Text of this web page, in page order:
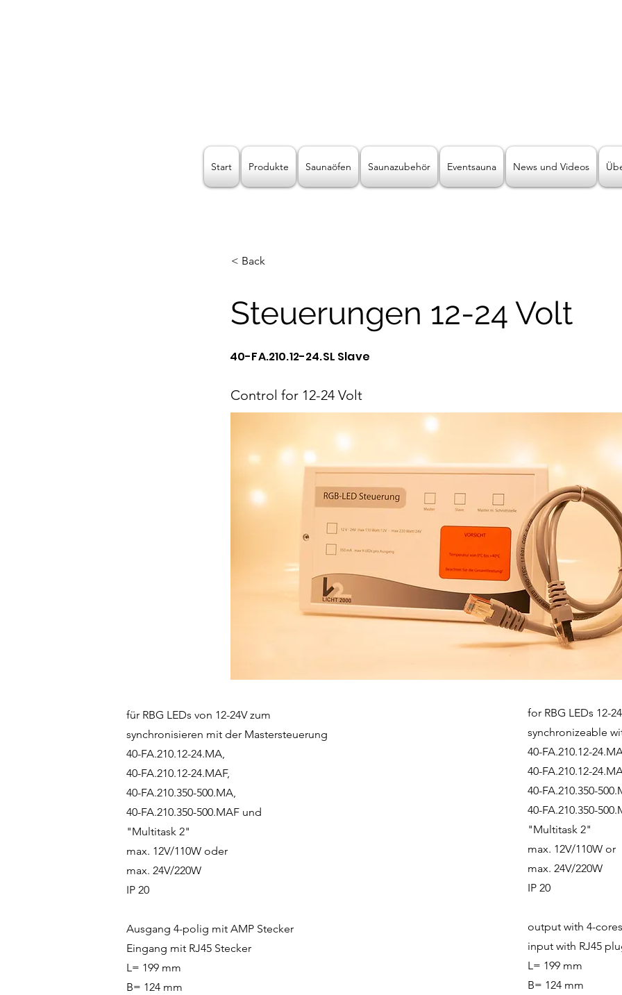
Start Produkte Saunaöfen Saunazubehör Eventsauna News und Videos
< Back
Steuerungen 12-24 Volt
40-FA.210.12-24.SL Slave
Control for 12-24 Volt
für RBG LEDs von 12-24V zum
synchronisieren mit der Mastersteuerung
40-FA.210.12-24.MA,
40-FA.210.12-24.MAF,
40-FA.210.350-500.MA,
40-FA.210.350-500.MAF und
"Multitask 2"
max. 12V/110W oder
max. 24V/220W
IP 20
Ausgang 4-polig mit AMP Stecker
Eingang mit RJ45 Stecker
L= 199 mm
B= 124 mm
for RBG LEDs 12-
synchronizeable
40-FA.210.12-
40-FA.210.12-
40-FA.210.350-
40-FA.210.350-
"Multitask 2"
max. 12V/110W or
max. 24V/220W
IP 20
output with 4-
input with RJ45
L= 199 mm
B= 124 mm